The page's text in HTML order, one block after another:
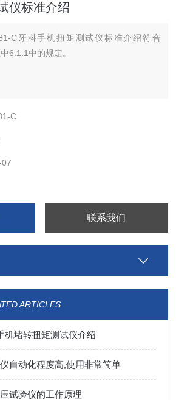
仪标准介绍
C牙科手机扭矩测试仪标准介绍符合
6.1.1中的规定。
C
联系我们
ARTICLES
机堵转扭矩测试仪介绍
自动化程度高,使用非常简单
试验仪的工作原理